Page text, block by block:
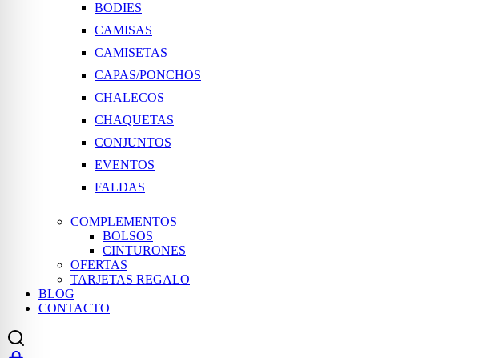
BODIES
CAMISAS
CAMISETAS
CAPAS/PONCHOS
CHALECOS
CHAQUETAS
CONJUNTOS
EVENTOS
FALDAS
COMPLEMENTOS
BOLSOS
CINTURONES
OFERTAS
TARJETAS REGALO
BLOG
CONTACTO